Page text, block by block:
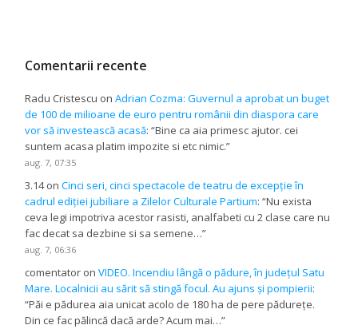
Comentarii recente
Radu Cristescu onAdrian Cozma: Guvernul a aprobat un buget
de 100 de milioane de euro pentru românii din diaspora care
vor să investească acasă: “Bine ca aia primesc ajutor. cei
suntem acasa platim impozite si etc nimic.”
aug. 7, 07:35
3.14onCinci seri, cinci spectacole de teatru de excepție în
cadrul ediției jubiliare a Zilelor Culturale Partium: “Nu exista
ceva legi impotriva acestor rasisti, analfabeti cu 2 clase care nu
fac decat sa dezbine si sa semene…”
aug. 7, 06:36
comentator onVIDEO. Incendiu lângă o pădure, în județul Satu
Mare. Localnicii au sărit să stingă focul. Au ajuns și pompierii:
“Păi e pădurea aia unicat acolo de 180 ha de pere pădurețe.
Din ce fac pălincă dacă arde? Acum mai…”